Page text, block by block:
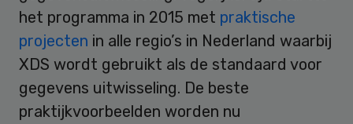
het programma in 2015 met praktische
projecten in alle regio’s in Nederland waarbij
XDS wordt gebruikt als de standaard voor
gegevens uitwisseling. De beste
praktijkvoorbeelden worden nu